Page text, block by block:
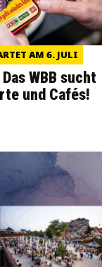
AM 6. JULI
WBB sucht
und Cafés!